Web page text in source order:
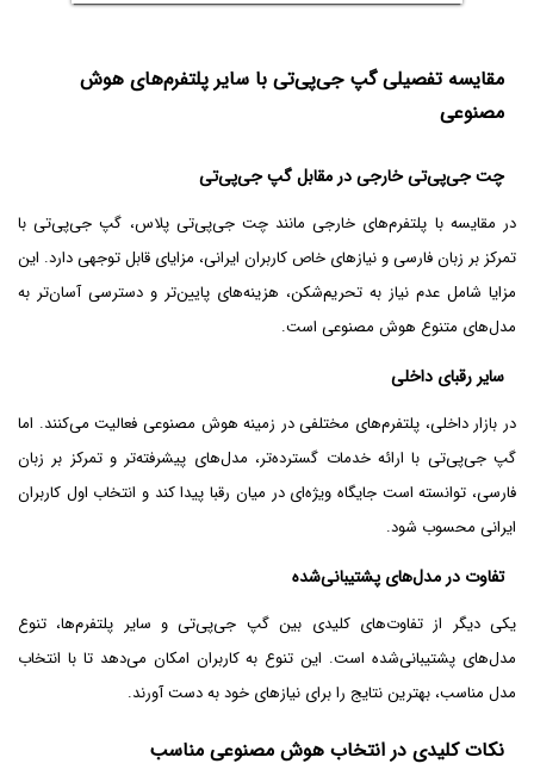
مقایسه تفصیلی گپ جی‌پی‌تی با سایر پلتفرم‌های هوش
مصنوعی
چت جی‌پی‌تی خارجی در مقابل گپ جی‌پی‌تی
در مقایسه با پلتفرم‌های خارجی مانند چت جی‌پی‌تی پلاس، گپ جی‌پی‌تی با
تمرکز بر زبان فارسی و نیازهای خاص کاربران ایرانی، مزایای قابل توجهی دارد. این
مزایا شامل عدم نیاز به تحریم‌شکن، هزینه‌های پایین‌تر و دسترسی آسان‌تر به
مدل‌های متنوع هوش مصنوعی است.
سایر رقبای داخلی
در بازار داخلی، پلتفرم‌های مختلفی در زمینه هوش مصنوعی فعالیت می‌کنند. اما
گپ جی‌پی‌تی با ارائه خدمات گسترده‌تر، مدل‌های پیشرفته‌تر و تمرکز بر زبان
فارسی، توانسته است جایگاه ویژه‌ای در میان رقبا پیدا کند و انتخاب اول کاربران
ایرانی محسوب شود.
تفاوت در مدل‌های پشتیبانی‌شده
یکی دیگر از تفاوت‌های کلیدی بین گپ جی‌پی‌تی و سایر پلتفرم‌ها، تنوع
مدل‌های پشتیبانی‌شده است. این تنوع به کاربران امکان می‌دهد تا با انتخاب
مدل مناسب، بهترین نتایج را برای نیازهای خود به دست آورند.
نکات کلیدی در انتخاب هوش مصنوعی مناسب